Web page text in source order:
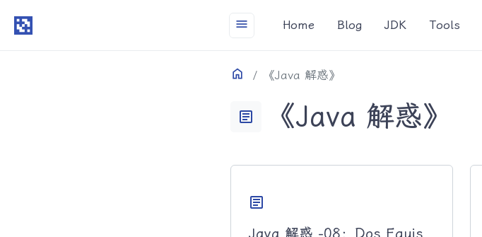
menu Home Blog JDK Tools
Home 《Java 解惑》
目录
article 《Java 解惑》
article
Java 解惑 -08：Dos Equis